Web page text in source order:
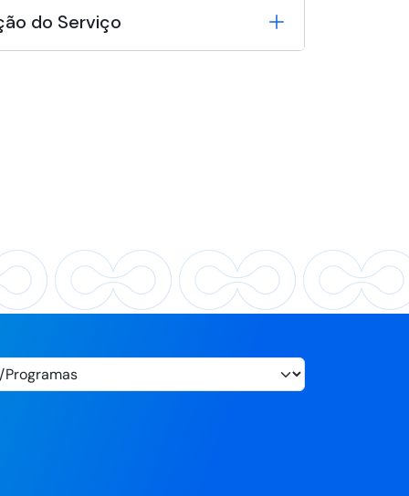
do Serviço